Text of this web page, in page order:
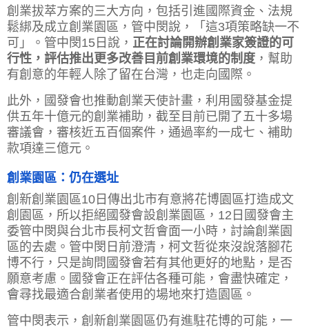
創業拔萃方案的三大方向，包括引進國際資金、法規
鬆綁及成立創業園區，管中閔說，「這3項策略缺一不
可」。管中閔15日說， 正在討論開辦創業家簽證的可
行性，評估推出更多改善目前創業環境的制度 ，幫助
有創意的年輕人除了留在台灣，也走向國際。
此外，國發會也推動創業天使計畫，利用國發基金提
供五年十億元的創業補助，截至目前已開了五十多場
審議會，審核近五百個案件，通過率約一成七、補助
款項達三億元。
創業園區：仍在選址
創新創業園區10日傳出北市有意將花博園區打造成文
創園區，所以拒絕國發會設創業園區，12日國發會主
委管中閔與台北市長柯文哲會面一小時，討論創業園
區的去處。管中閔日前澄清，柯文哲從來沒說落腳花
博不行，只是詢問國發會若有其他更好的地點，是否
願意考慮。國發會正在評估各種可能，會盡快確定，
會尋找最適合創業者使用的場地來打造園區。
管中閔表示，創新創業園區仍有進駐花博的可能，一